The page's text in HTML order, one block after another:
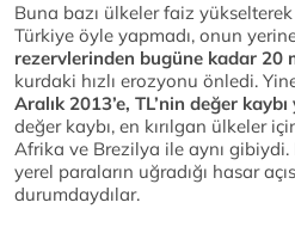
Buna bazı ülkeler faiz
Türkiye öyle yapmadı, onun
rezervlerinden bugüne kadar 20
kurdaki hızlı erozyonu önledi.
Aralık 2013’e, TL’nin değer
değer kaybı, en kırılgan ülkeler
Afrika ve Brezilya ile aynı
yerel paraların uğradığı hasar
durumdaydılar.